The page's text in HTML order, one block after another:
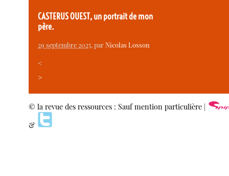
CASTERUS OUEST, un portrait de mon
père.
29 septembre 2025, parNicolas Losson
<
>
© la revue des ressources : Sauf mention particulière |
&